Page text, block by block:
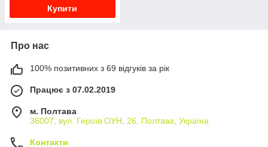
Купити
Про нас
100% позитивних з 69 відгуків за рік
Працює з 07.02.2019
м. Полтава
36007, вул. Героїв ОУН, 26, Полтава, Україна
Контакти